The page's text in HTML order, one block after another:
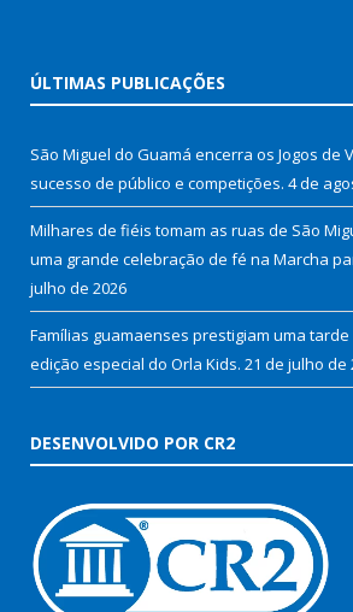
ÚLTIMAS PUBLICAÇÕES
São Miguel do Guamá encerra os Jogos de
sucesso de público e competições. 4 de
Milhares de fiéis tomam as ruas de São
uma grande celebração de fé na Marcha
julho de 2026
Famílias guamaenses prestigiam uma
edição especial do Orla Kids. 21 de julho de
DESENVOLVIDO POR CR2